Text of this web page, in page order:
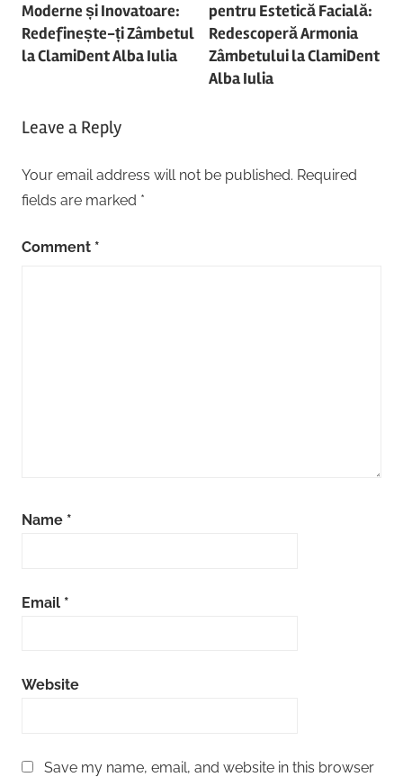
Moderne și Inovatoare:
Redefinește-ți Zâmbetul
la ClamiDent Alba Iulia
pentru Estetică Facială:
Redescoperă Armonia
Zâmbetului la ClamiDent
Alba Iulia
Leave a Reply
Your email address will not be published. Required
fields are marked *
Comment *
Name *
Email *
Website
Save my name, email, and website in this browser